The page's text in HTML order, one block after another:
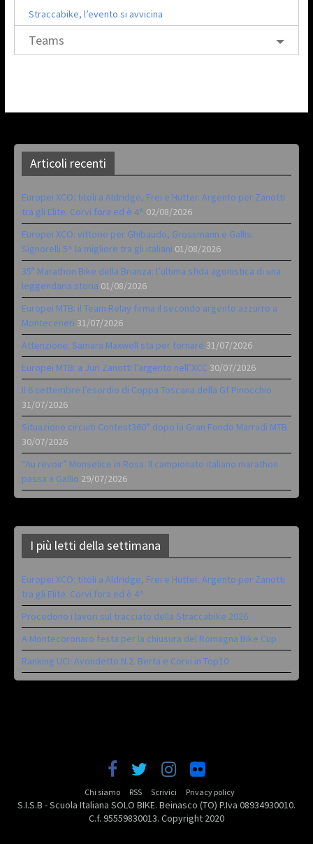
Straccabike, l’evento si avvicina
Teams
Articoli recenti
Europei XCO: titoli a Aldridge, Frei e Hutter. Argento per Zanotti
tra gli Elite. Corvi fora ed è 4^ 02/08/2026
Europei XCO: vittorie per Ghibaudo, Grossmann e Gallis.
Signorelli 5^ la migliore tra gli italiani 01/08/2026
35ª Marathon Bike della Brianza: l’ultima sfida agonistica di una
leggendaria storia 01/08/2026
Europei MTB: il Team Relay firma il secondo argento azzurro a
Monteceneri 31/07/2026
Attenzione: Samara Maxwell sta per tornare 31/07/2026
Europei MTB: a Juri Zanotti l’argento nell’XCC 30/07/2026
Il 6 settembre l’esordio di Coppa Toscana della Gf Pinocchio
31/07/2026
Situazione circuiti Contest360° dopo la Gran Fondo Marradi MTB
30/07/2026
“Au revoir” Monselice in Rosa. Il campionato italiano marathon
passa a Gallio 29/07/2026
I più letti della settimana
Europei XCO: titoli a Aldridge, Frei e Hutter. Argento per Zanotti
tra gli Elite. Corvi fora ed è 4^
Procedono i lavori sul tracciato della Straccabike 2026
A Montecoronaro festa per la chiusura del Romagna Bike Cup
Ranking UCI: Avondetto N.2. Berta e Corvi in Top10
Chi siamo RSS Scrivici Privacy policy
S.I.S.B - Scuola Italiana SOLO BIKE. Beinasco (TO) P.Iva 08934930010.
C.f. 95559830013. Copyright 2020